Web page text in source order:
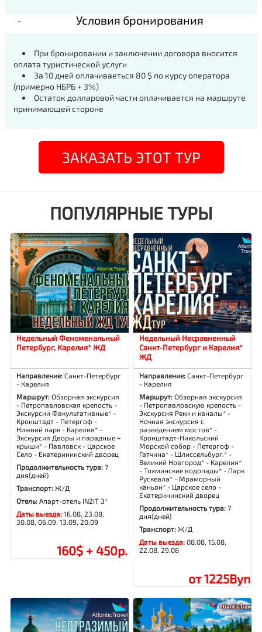
Условия бронирования
При бронировании и заключении договора вносится
оплата туристической услуги
За 10 дней оплачиваеться 80 $ по курсу оператора
(примерно НБРБ + 3%)
Остаток долларовой части оплачивается на маршруте
принимающей стороне
ЗАКАЗАТЬ ЭТОТ ТУР
ПОПУЛЯРНЫЕ ТУРЫ
Недельный Феноменальный
Петербург, Карелия* ЖД
Направление:Санкт-Петербург
- Карелия
Маршрут:Обзорная экскурсия
- Петропавловская крепость -
Экскурсии Факультативные* -
Кронштадт - Петергоф -
Нижний парк - Карелия* -
Экскурсия Дворы и парадные +
крыши* - Павловск - Царское
Село - Екатерининский дворец
Продолжительность тура:7
дня(дней)
Транспорт:Ж/Д
Отель:Апарт-отель IN2IT 3*
Даты выезда:16.08, 23.08,
30.08, 06.09, 13.09, 20.09
160$ + 450р.
Недельный Несравненный
Санкт-Петербург и Карелия*
ЖД
Направление:Санкт-Петербург
- Карелия
Маршрут:Обзорная экскурсия
- Петропавловскую крепость -
Экскурсия Реки и каналы* -
Ночная экскурсия с
разведением мостов* -
Кронштадт-Никольский
Морской собор - Петергоф -
Гатчина* - Шлиссельбург.* -
Великий Новгород* - Карелия*
- Тохминские водопады* - Парк
Рускеала* - Мраморный
каньон* - Царское село -
Екатерининский дворец
Продолжительность тура:7
дня(дней)
Транспорт:Ж/Д
Даты выезда:08.08, 15.08,
22.08, 29.08
от 1225Byn